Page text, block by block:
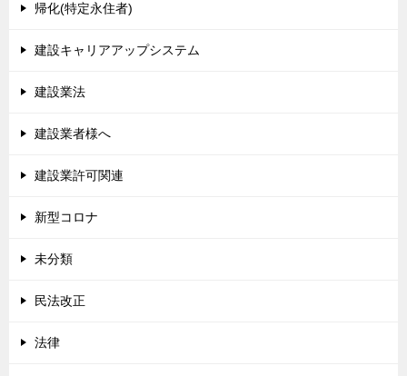
帰化(特定永住者)
建設キャリアアップシステム
建設業法
建設業者様へ
建設業許可関連
新型コロナ
未分類
民法改正
法律